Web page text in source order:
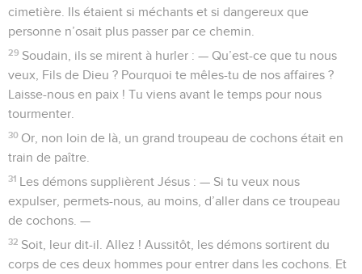
cimetière. Ils étaient si méchants et si dangereux que
personne n’osait plus passer par ce chemin.
29 Soudain, ils se mirent à hurler : — Qu’est-ce que tu nous
veux, Fils de Dieu ? Pourquoi te mêles-tu de nos affaires ?
Laisse-nous en paix ! Tu viens avant le temps pour nous
tourmenter.
30 Or, non loin de là, un grand troupeau de cochons était en
train de paître.
31 Les démons supplièrent Jésus : — Si tu veux nous
expulser, permets-nous, au moins, d’aller dans ce troupeau
de cochons. —
32 Soit, leur dit-il. Allez ! Aussitôt, les démons sortirent du
corps de ces deux hommes pour entrer dans les cochons. Et